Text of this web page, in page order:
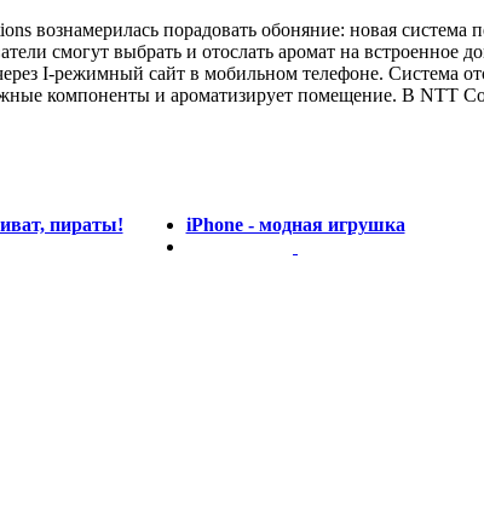
вознамерилась порадовать обоняние: новая система
смогут выбрать и отослать аромат на встроенное
I-режимный сайт в мобильном телефоне. Система
компоненты и ароматизирует помещение. В NTT
пираты! iPhone - модная игрушка